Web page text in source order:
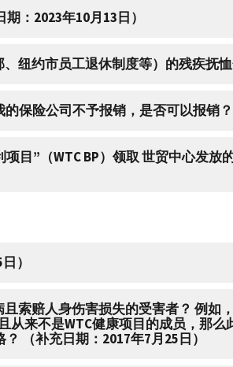
：2023年10月13日）
纽约市员工退休制度等）的残疾抚
保险公司不予报销，是否可以报销
残抚恤金，这些款项会从我的 VCF 赔
）
索赔人身伤害损失的受害者？ 例如
来不是WTC健康项目的成员，那
合资格的疾病的认证还是他们无法获得VCF人身伤害赔偿的资格？ （补充日期：2017年7月25日）